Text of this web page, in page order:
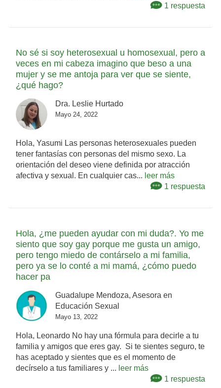
1 respuesta
No sé si soy heterosexual u homosexual, pero a
veces en mi cabeza imagino que beso a una
mujer y se me antoja para ver que se siente,
¿qué hago?
Dra. Leslie Hurtado
Mayo 24, 2022
Hola, Yasumi Las personas heterosexuales pueden
tener fantasías con personas del mismo sexo. La
orientación del deseo viene definida por atracción
afectiva y sexual. En cualquier cas... leer más
1 respuesta
Hola, ¿me pueden ayudar con mi duda?. Yo me
siento que soy gay porque me gusta un amigo,
pero tengo miedo de contárselo a mi familia,
pero ya se lo conté a mi mamá, ¿cómo puedo
hacer pa
Guadalupe Mendoza, Asesora en
Educación Sexual
Mayo 13, 2022
Hola, Leonardo No hay una fórmula para decirle a tu
familia y amigos que eres gay. Si te sientes seguro, te
has aceptado y sientes que es el momento de
decírselo a tus familiares y ... leer más
1 respuesta